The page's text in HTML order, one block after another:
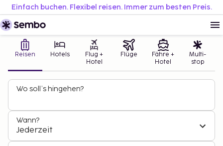
Einfach buchen. Flexibel reisen. Immer zum besten Preis.
Reisen Hotels
Flug +
Hotel
Flüge
Fähre +
Hotel
Multi-
stop
Wo soll’s hingehen?
Wann?
Jederzeit